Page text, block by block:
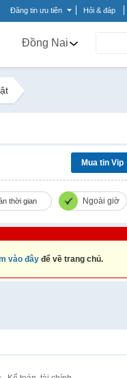
Đăng tin ưu tiên Hỏi & đáp
Đồng Nai
Mua tin Vip
thời gian Ngoài giờ
vào đây để về trang chủ.